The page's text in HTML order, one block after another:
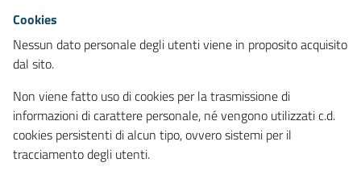
Cookies
Nessun dato personale degli utenti viene in proposito acquisito
dal sito.
Non viene fatto uso di cookies per la trasmissione di
informazioni di carattere personale, né vengono utilizzati c.d.
cookies persistenti di alcun tipo, ovvero sistemi per il
tracciamento degli utenti.